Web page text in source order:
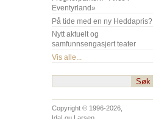
Eventyrland»
På tide med en ny Heddapris?
Nytt aktuelt og
samfunnsengasjert teater
Vis alle...
Copyright © 1996-2026,